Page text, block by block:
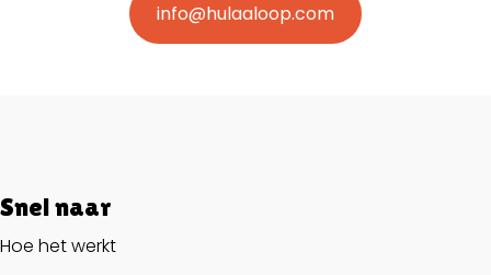
info@hulaaloop.com
Snel naar
Hoe het werkt